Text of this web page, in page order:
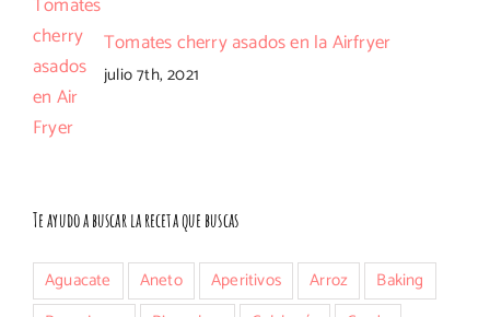
Tomates cherry asados en la Airfryer
julio 7th, 2021
Te ayudo a buscar la receta que buscas
Aguacate Aneto Aperitivos Arroz
Baking